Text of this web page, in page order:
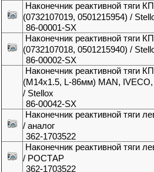
Наконечник реактивной тяги
(0732107019, 0501215954) /
86-00001-SX
Наконечник реактивной тяги
(0732107018, 0501215940) /
86-00002-SX
Наконечник реактивной тяги
(М14х1.5, L-86мм) MAN,
/ Stellox
86-00042-SX
Наконечник реактивной тяги
/ аналог
362-1703522
Наконечник реактивной тяги
/ РОСТАР
362-1703522